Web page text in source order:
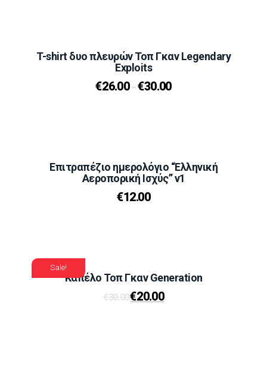
T-shirt δυο πλευρών Τοπ Γκαν Legendary
Exploits
€26.00–€30.00
Επιτραπέζιο ημερολόγιο “Ελληνική
Αεροπορική Ισχύς” v1
€12.00
Sale!
Καπέλο Τοπ Γκαν Generation
€30.00€20.00